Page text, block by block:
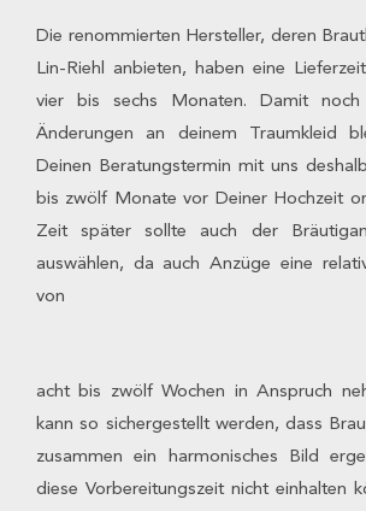
Die renommierten Hersteller, deren
Lin-Riehl anbieten, haben eine
vier bis sechs Monaten. Damit
Änderungen an deinem Traumkleid
Deinen Beratungstermin mit uns
bis zwölf Monate vor Deiner Hochzeit
Zeit später sollte auch der
auswählen, da auch Anzüge eine
von
acht bis zwölf Wochen in Anspruch
kann so sichergestellt werden, dass
zusammen ein harmonisches Bild
diese Vorbereitungszeit nicht einhalten